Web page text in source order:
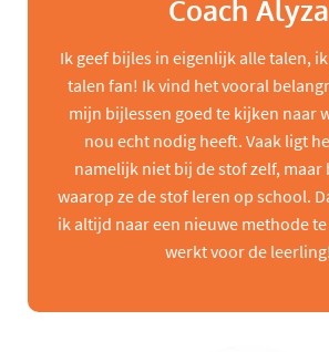
Coach Alyza
Ik geef bijles in eigenlijk alle talen,
talen fan! Ik vind het vooral
mijn bijlessen goed te kijken naar
nou echt nodig heeft. Vaak ligt
namelijk niet bij de stof zelf, maar
waarop ze de stof leren op school.
ik altijd naar een nieuwe methode
werkt voor de